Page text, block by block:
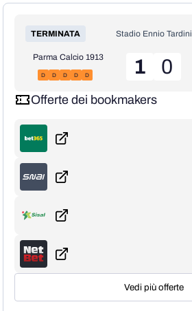
TERMINATA Stadio Ennio Tardini
Parma Calcio 1913
D D D D D 1 0
Offerte dei bookmakers
Vedi più offerte